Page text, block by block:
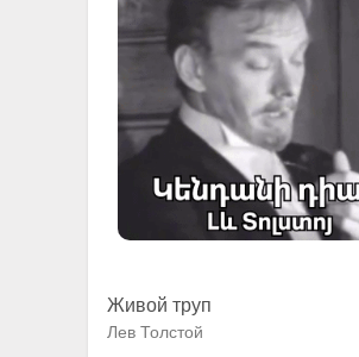
Живой труп
Лев Толстой